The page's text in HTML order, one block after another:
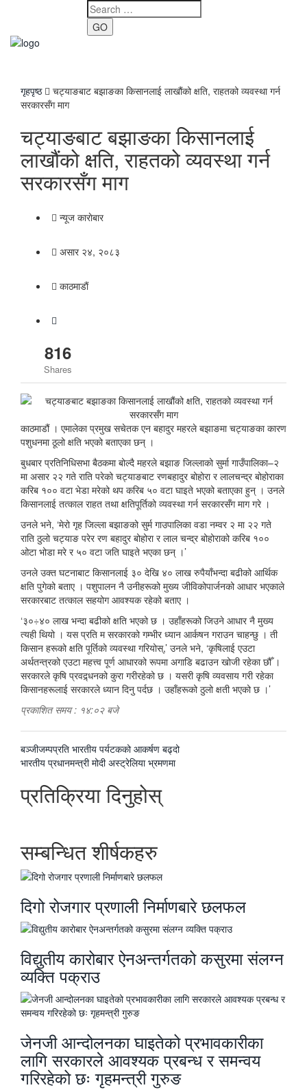
GO
गृहपृष्ठ
चट्याङबाट बझाङका किसानलाई लाखौंको क्षति, राहतको व्यवस्था गर्न
सरकारसँग माग
चट्याङबाट बझाङका किसानलाई
लाखौंको क्षति, राहतको व्यवस्था गर्न
सरकारसँग माग
न्यूज काराेबार
असार २४, २०८३
काठमाडाैं
816
Shares
काठमाडौं । एमालेका प्रमुख सचेतक एन बहादुर महरले बझाङमा चट्याङका कारण
पशुधनमा ठूलो क्षति भएको बताएका छन् ।
बुधबार प्रतिनिधिसभा बैठकमा बोल्दै महरले बझाङ जिल्लाको सुर्मा गाउँपालिका–२
मा असार २२ गते राति परेको चट्याङबाट रणबहादुर बोहोरा र लालचन्द्र बोहोराका
करिब १०० वटा भेडा मरेको थप करिब ५० वटा घाइते भएको बताएका हुन् । उनले
किसानलाई तत्काल राहत तथा क्षतिपूर्तिको व्यवस्था गर्न सरकारसँग माग गरे ।
उनले भने, ‘मेरो गृह जिल्ला बझाङको सुर्म गाउपालिका वडा नम्वर २ मा २२ गते
राति ठुलो चट्याङ परेर रण बहादुर बोहोरा र लाल चन्द्र बोहोराको करिब १००
ओटा भोडा मरे र ५० वटा जति घाइते भएका छन् ।’
उनले उक्त घटनाबाट किसानलाई ३० देखि ४० लाख रुपैयाँभन्दा बढीको आर्थिक
क्षति पुगेको बताए । पशुपालन नै उनीहरूको मुख्य जीविकोपार्जनको आधार भएकाले
सरकारबाट तत्काल सहयोग आवश्यक रहेको बताए ।
‘३०÷४० लाख भन्दा बढीको क्षति भएको छ । उहाँहरूको जिउने आधार नै मुख्य
त्यही थियो । यस प्रति म सरकारको गम्भीर ध्यान आर्कषन गराउन चाहन्छु । ती
किसान हरूको क्षति पूर्तिको व्यवस्था गरियोस्,’ उनले भने, ‘कृषिलाई एउटा
अर्थतन्त्रको एउटा महत्त्व पूर्ण आधारको रूपमा अगाडि बढाउन खोजी रहेका छौँ ।
सरकारले कृषि प्रवद्र्धनको कुरा गरीरहेको छ । यसरी कृषि व्यवसाय गरी रहेका
किसानहरूलाई सरकारले ध्यान दिनु पर्दछ । उहाँहरूको ठुलो क्षती भएको छ ।’
प्रकाशित समय : १४:०२ बजे
पछिल्लाे
-
बञ्जीजम्पप्रति भारतीय पर्यटकको आकर्षण बढ्दो
अघिल्लाे
भारतीय प्रधानमन्त्री मोदी अस्ट्रेलिया भ्रमणमा
प्रतिक्रिया दिनुहोस्
सम्बन्धित शीर्षकहरु
दिगो रोजगार प्रणाली निर्माणबारे छलफल
विद्युतीय कारोबार ऐनअन्तर्गतको कसुरमा संलग्न
व्यक्ति पक्राउ
जेनजी आन्दोलनका घाइतेको प्रभावकारीका
लागि सरकारले आवश्यक प्रबन्ध र समन्वय
गरिरहेको छः गृहमन्त्री गुरुङ